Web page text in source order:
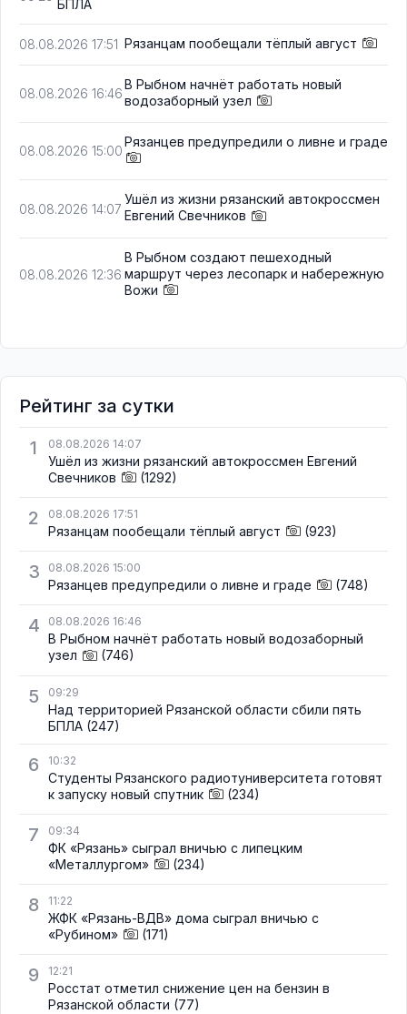
БПЛА
08.08.2026 17:51 Рязанцам пообещали тёплый август
08.08.2026 16:46
В Рыбном начнёт работать новый
водозаборный узел
08.08.2026 15:00
Рязанцев предупредили о ливне и граде
08.08.2026 14:07
Ушёл из жизни рязанский автокроссмен
Евгений Свечников
08.08.2026 12:36
В Рыбном создают пешеходный
маршрут через лесопарк и набережную
Вожи
Рейтинг за сутки
1
08.08.2026 14:07
Ушёл из жизни рязанский автокроссмен Евгений
Свечников
(1292)
2 08.08.2026 17:51
Рязанцам пообещали тёплый август (923)
3 08.08.2026 15:00
Рязанцев предупредили о ливне и граде (748)
4 08.08.2026 16:46
В Рыбном начнёт работать новый водозаборный
узел
(746)
5 09:29
Над территорией Рязанской области сбили пять
БПЛА (247)
6 10:32
Студенты Рязанского радиотуниверситета готовят
к запуску новый спутник
(234)
7 09:34
ФК «Рязань» сыграл вничью с липецким
«Металлургом»
(234)
8 11:22
ЖФК «Рязань-ВДВ» дома сыграл вничью с
«Рубином»
(171)
9 12:21
Росстат отметил снижение цен на бензин в
Рязанской области (77)